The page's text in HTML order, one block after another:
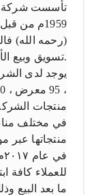
تأسست شركة
1959م من
(رحمه الله)
تسويق وبيع الأجهزة المنزلية لأكثر من 60 عام.
في مختلف
منتجاتها عبر
للعملاء كافة
ما بعد البيع